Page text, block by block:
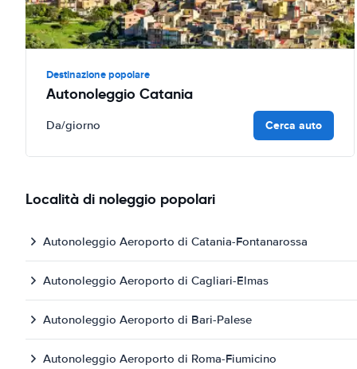
Destinazione popolare
Autonoleggio Catania
Da/giorno Cerca auto
Località di noleggio popolari
Autonoleggio Aeroporto di Catania-Fontanarossa
Autonoleggio Aeroporto di Cagliari-Elmas
Autonoleggio Aeroporto di Bari-Palese
Autonoleggio Aeroporto di Roma-Fiumicino